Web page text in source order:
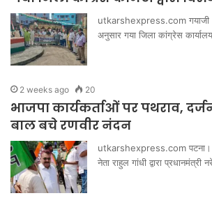
utkarshexpress.com गयाजी ।
अनुसार गया जिला कांग्रेस
2 weeks ago 20
भाजपा कार्यकर्ताओं पर पथराव,
बाल बचे रणवीर नंदन
utkarshexpress.com पटना।
नेता राहुल गांधी द्वारा प्रधानमंत्री